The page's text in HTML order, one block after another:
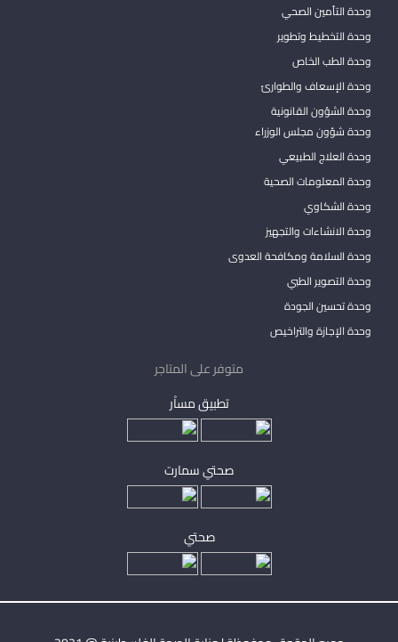
وحدة التأمين الصحي
وحدة التخطيط وتطوير
وحدة الطب الخاص
وحدة الإسعاف والطوارئ
وحدة الشؤون القانونية
وحدة شؤون مجلس الوزراء
وحدة العلاج الطبيعي
وحدة المعلومات الصحية
وحدة الشكاوي
وحدة الانشاءات والتجهيز
وحدة السلامة ومكافحة العدوى
وحدة التصوير الطبي
وحدة تحسين الجودة
وحدة الإجازة والتراخيص
متوفر على المتاجر
تطبيق مساْر
صحتي سمارت
صحتي